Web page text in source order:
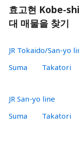
효고현 Kobe-
대 매물을 찾기
JR Tokaido/San-yo
Suma
Takatori
JR San-yo line
Suma
Takatori